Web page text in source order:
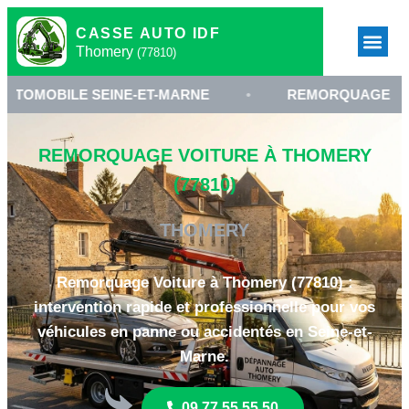
CASSE AUTO IDF
Thomery (77810)
SEINE-ET-MARNE • REMORQUAGE À THOMERY
REMORQUAGE VOITURE À THOMERY
(77810)
THOMERY
Remorquage Voiture à Thomery (77810) :
intervention rapide et professionnelle pour vos
véhicules en panne ou accidentés en Seine-et-
Marne.